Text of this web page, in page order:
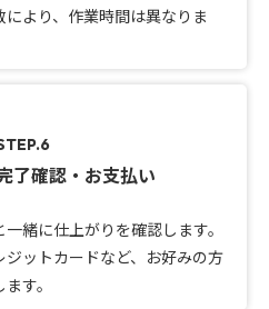
により、作業時間は異なりま
了確認・お支払い
緒に仕上がりを確認します。
ットカードなど、お好みの方
す。